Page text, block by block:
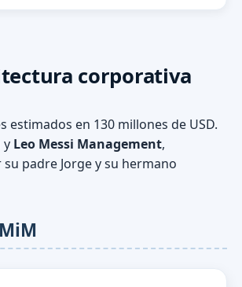
corporativa
estimados en 130 millones de USD.
y Leo Messi Management,
padre Jorge y su hermano